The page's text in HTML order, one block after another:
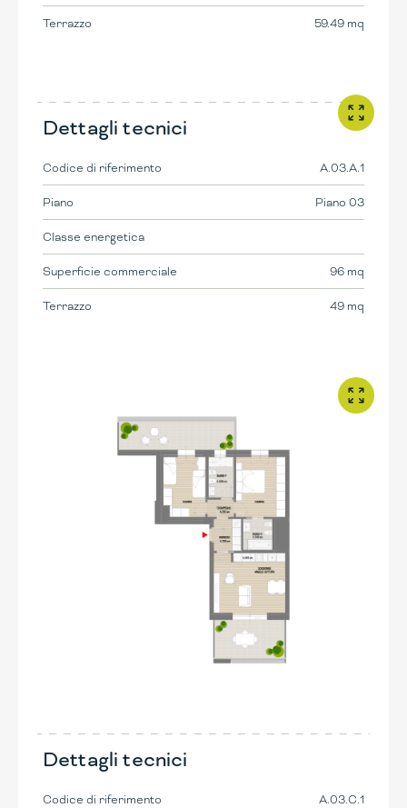
Terrazzo 59.49 mq
Dettagli tecnici
Codice di riferimento A.03.A.1
Piano Piano 03
Classe energetica
Superficie commerciale 96 mq
Terrazzo 49 mq
Dettagli tecnici
Codice di riferimento A.03.C.1